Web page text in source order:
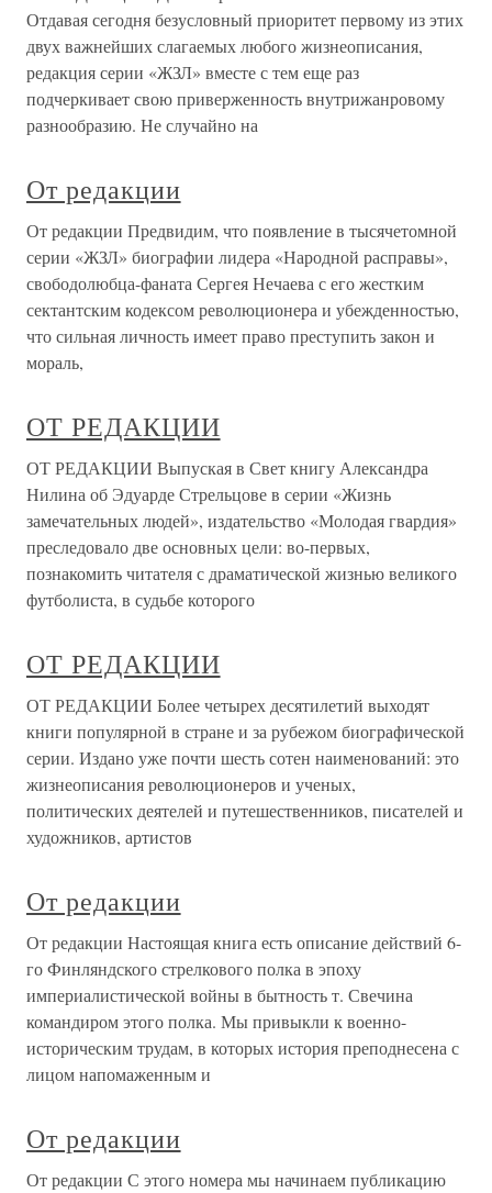
Отдавая сегодня безусловный приоритет первому из этих
двух важнейших слагаемых любого жизнеописания,
редакция серии «ЖЗЛ» вместе с тем еще раз
подчеркивает свою приверженность внутрижанровому
разнообразию. Не случайно на
От редакции
От редакции Предвидим, что появление в тысячетомной
серии «ЖЗЛ» биографии лидера «Народной расправы»,
свободолюбца-фаната Сергея Нечаева с его жестким
сектантским кодексом революционера и убежденностью,
что сильная личность имеет право преступить закон и
мораль,
ОТ РЕДАКЦИИ
ОТ РЕДАКЦИИ Выпуская в Свет книгу Александра
Нилина об Эдуарде Стрельцове в серии «Жизнь
замечательных людей», издательство «Молодая гвардия»
преследовало две основных цели: во-первых,
познакомить читателя с драматической жизнью великого
футболиста, в судьбе которого
ОТ РЕДАКЦИИ
ОТ РЕДАКЦИИ Более четырех десятилетий выходят
книги популярной в стране и за рубежом биографической
серии. Издано уже почти шесть сотен наименований: это
жизнеописания революционеров и ученых,
политических деятелей и путешественников, писателей и
художников, артистов
От редакции
От редакции Настоящая книга есть описание действий 6-
го Финляндского стрелкового полка в эпоху
империалистической войны в бытность т. Свечина
командиром этого полка. Мы привыкли к военно-
историческим трудам, в которых история преподнесена с
лицом напомаженным и
От редакции
От редакции С этого номера мы начинаем публикацию